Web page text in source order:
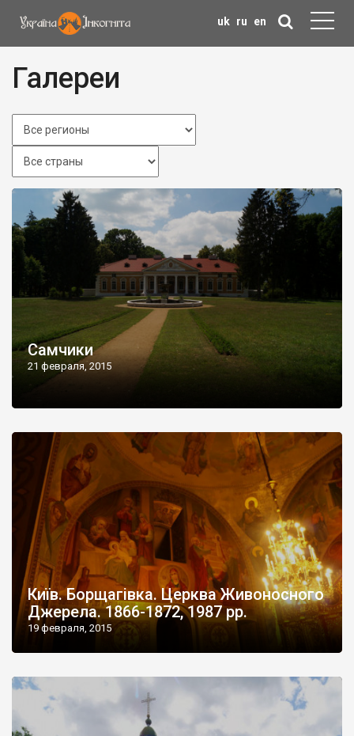
uk ru en
Галереи
Самчики
21 февраля, 2015
Київ. Борщагівка. Церква Живоносного
Джерела. 1866-1872, 1987 рр.
19 февраля, 2015